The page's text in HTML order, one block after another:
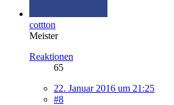
cottton
Meister
Reaktionen
65
22. Januar 2016 um 21:25
#8